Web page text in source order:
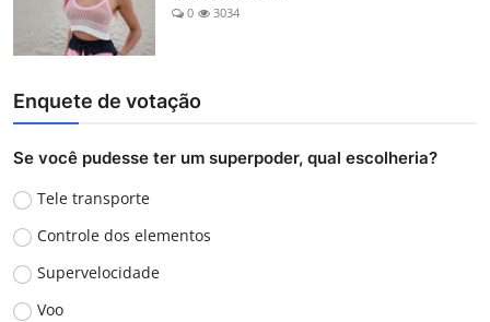
0 3034
Enquete de votação
Se você pudesse ter um superpoder, qual escolheria?
Tele transporte
Controle dos elementos
Supervelocidade
Voo